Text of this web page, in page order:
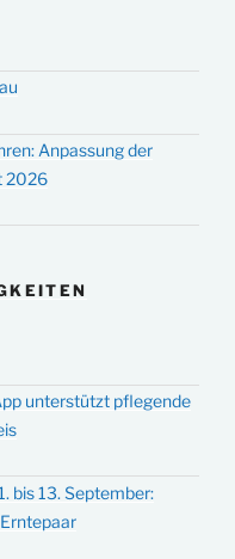
Anpassung der
2026
unterstützt pflegende
bis 13. September: